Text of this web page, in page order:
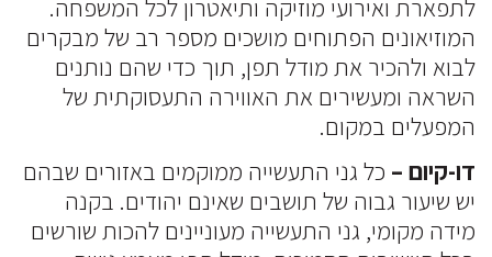
לתפארת ואירועי מוזיקה ותיאטרון לכל המשפחה.
המוזיאונים הפתוחים מושכים מספר רב של מבקרים
לבוא ולהכיר את מודל תפן, תוך כדי שהם נותנים
השראה ומעשירים את האווירה התעסוקתית של
המפעלים במקום.
דו-קיום – כל גני התעשייה ממוקמים באזורים שבהם
יש שיעור גבוה של תושבים שאינם יהודים. בקנה
מידה מקומי, גני התעשייה מעוניינים להכות שורשים